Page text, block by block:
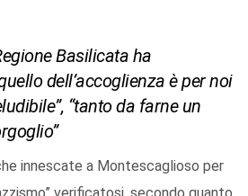
Basilicata ha
dell’accoglienza è per noi
“tanto da farne un
innescate a Montescaglioso per